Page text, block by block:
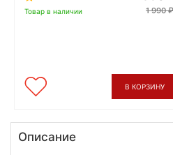
Товар в наличии 1 990
В КОРЗИНУ
Описание